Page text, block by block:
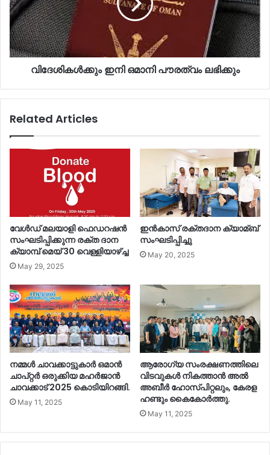
വിദേശികള്‍ക്കും ഇനി ഒമാനി പൗരത്വം ലഭിക്കും
Related Articles
വേൾഡ് മലയാളി ഫെഡറഷൻ
സംഘടിപ്പിക്കുന്ന രക്ത ദാന
ക്യാമ്പ് മെയ്‌ 30 വെള്ളിയാഴ്ച്ച
May 29, 2025
ഇൻകാസ് രക്തദാന ക്യാമ്ബ്
സംഘടിപ്പിച്ചു
May 20, 2025
നമ്മൾ ചാവക്കാട്ടുകാർ ഒമാൻ
ചാപ്റ്റർ ഒരുക്കിയ മഹർജാൻ
ചാവക്കാട് 2025 കൊടിയിറങ്ങി.
May 11, 2025
ആരോഗ്യ സംരക്ഷണത്തിലെ
വിടവുകൾ നികത്താൻ അൽ
അബീർ ഹോസ്പിറ്റലും, കേരള
ഹണ്ടും കൈകോർത്തു.
May 11, 2025